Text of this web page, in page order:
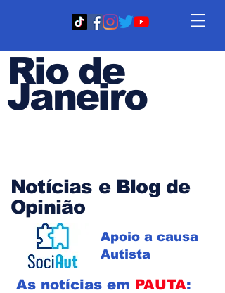
Rio de
Janeiro
Notícias e Blog de
Opinião
Apoio a causa
Autista
As notícias em PAUTA: